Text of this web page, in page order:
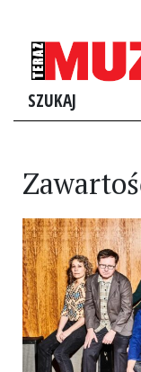
SZUKAJ